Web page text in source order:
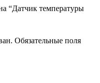
“Датчик температуры
Обязательные поля